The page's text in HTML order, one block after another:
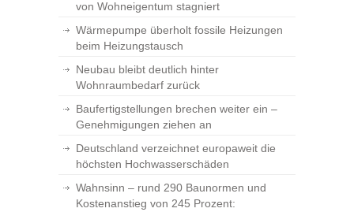
von Wohneigentum stagniert
Wärmepumpe überholt fossile Heizungen
beim Heizungstausch
Neubau bleibt deutlich hinter
Wohnraumbedarf zurück
Baufertigstellungen brechen weiter ein –
Genehmigungen ziehen an
Deutschland verzeichnet europaweit die
höchsten Hochwasserschäden
Wahnsinn – rund 290 Baunormen und
Kostenanstieg von 245 Prozent: